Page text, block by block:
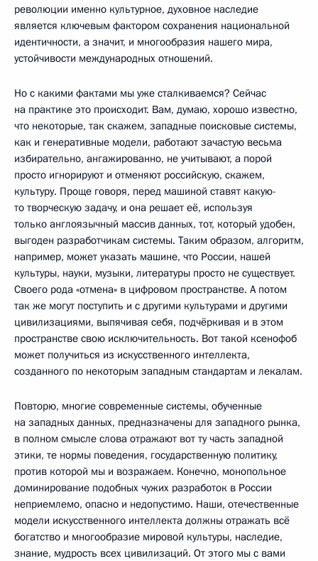
революции именно культурное, духовное наследие
является ключевым фактором сохранения национальной
идентичности, а значит, и многообразия нашего мира,
устойчивости международных отношений.
Но с какими фактами мы уже сталкиваемся? Сейчас
на практике это происходит. Вам, думаю, хорошо известно,
что некоторые, так скажем, западные поисковые системы,
как и генеративные модели, работают зачастую весьма
избирательно, ангажированно, не учитывают, а порой
просто игнорируют и отменяют российскую, скажем,
культуру. Проще говоря, перед машиной ставят какую-
то творческую задачу, и она решает её, используя
только англоязычный массив данных, тот, который удобен,
выгоден разработчикам системы. Таким образом, алгоритм,
например, может указать машине, что России, нашей
культуры, науки, музыки, литературы просто не существует.
Своего рода «отмена» в цифровом пространстве. А потом
так же могут поступить и с другими культурами и другими
цивилизациями, выпячивая себя, подчёркивая и в этом
пространстве свою исключительность. Вот такой ксенофоб
может получиться из искусственного интеллекта,
созданного по некоторым западным стандартам и лекалам.
Повторю, многие современные системы, обученные
на западных данных, предназначены для западного рынка,
в полном смысле слова отражают вот ту часть западной
этики, те нормы поведения, государственную политику,
против которой мы и возражаем. Конечно, монопольное
доминирование подобных чужих разработок в России
неприемлемо, опасно и недопустимо. Наши, отечественные
модели искусственного интеллекта должны отражать всё
богатство и многообразие мировой культуры, наследие,
знание, мудрость всех цивилизаций. От этого мы с вами